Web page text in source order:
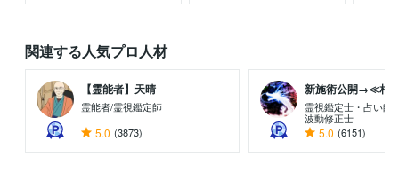
関連する人気プロ人材
【霊能者】天晴
霊能者/霊視鑑定師
5.0 (3873)
新施術公開→≪相
霊視鑑定士・占い師
波動修正士
5.0 (6151)